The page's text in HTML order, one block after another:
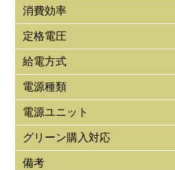
消費効率
定格電圧
給電方式
電源種類
電源ユニット
グリーン購入対応
備考